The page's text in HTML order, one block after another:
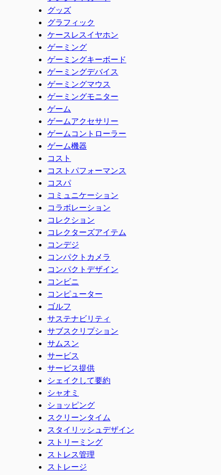
グッズ
グラフィック
ケースレスイヤホン
ゲーミング
ゲーミングキーボード
ゲーミングデバイス
ゲーミングマウス
ゲーミングモニター
ゲーム
ゲームアクセサリー
ゲームコントローラー
ゲーム機器
コスト
コストパフォーマンス
コスパ
コミュニケーション
コラボレーション
コレクション
コレクターズアイテム
コンデジ
コンパクトカメラ
コンパクトデザイン
コンビニ
コンピューター
ゴルフ
サステナビリティ
サブスクリプション
サムスン
サービス
サービス提供
シェイクして要約
シャオミ
ショッピング
スクリーンタイム
スタイリッシュデザイン
ストリーミング
ストレス管理
ストレージ